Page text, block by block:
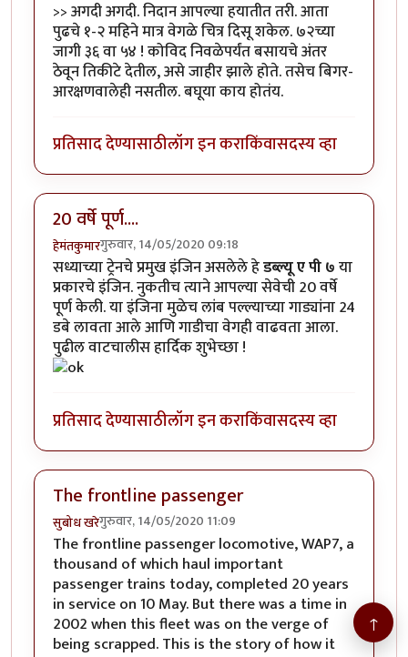
>> अगदी अगदी. निदान आपल्या हयातीत तरी. आता
पुढचे १-२ महिने मात्र वेगळे चित्र दिसू शकेल. ७२च्या
जागी ३६ वा ५४ ! कोविद निवळेपर्यंत बसायचे अंतर
ठेवून तिकीटे देतील, असे जाहीर झाले होते. तसेच बिगर-
आरक्षणवालेही नसतील. बघूया काय होतंय.
प्रतिसाद देण्यासाठीलॉग इन कराकिंवासदस्य व्हा
20 वर्षे पूर्ण....
हेमंतकुमारगुरुवार, 14/05/2020 09:18
सध्याच्या ट्रेनचे प्रमुख इंजिन असलेले हेडब्ल्यू ए पी ७या
प्रकारचे इंजिन. नुकतीच त्याने आपल्या सेवेची 20 वर्षे
पूर्ण केली. या इंजिना मुळेच लांब पल्ल्याच्या गाड्यांना 24
डबे लावता आले आणि गाडीचा वेगही वाढवता आला.
पुढील वाटचालीस हार्दिक शुभेच्छा !
प्रतिसाद देण्यासाठीलॉग इन कराकिंवासदस्य व्हा
The frontline passenger
सुबोध खरेगुरुवार, 14/05/2020 11:09
The frontline passenger locomotive, WAP7, a
thousand of which haul important
passenger trains today, completed 20 years
in service on 10 May. But there was a time in
2002 when this fleet was on the verge of
being scrapped. This is the story of how it
↑